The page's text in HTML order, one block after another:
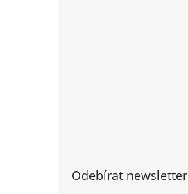
Odebírat newsletter